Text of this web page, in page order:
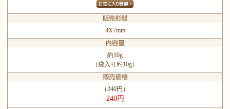
4X7mm
約10g
（袋入り約10g）
（240円）
240円